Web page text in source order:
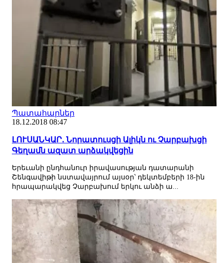
Պատահարներ
18.12.2018 08:47
ԼՈՒՍԱՆԿԱՐ․ Նորատուսցի Ալիկն ու Չարբախցի
Գեղամն ազատ արձակվեցին
Երեւանի ընդհանուր իրավասության դատարանի
Շենգավիթի նստավայրում այսօր՝ դեկտեմբերի 18-ին
հրապարակվեց Չարբախում երկու անձի ա...